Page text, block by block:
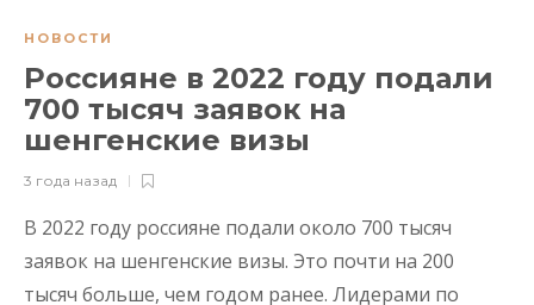
НОВОСТИ
Россияне в 2022 году подали
700 тысяч заявок на
шенгенские визы
3 года назад
В 2022 году россияне подали около 700 тысяч
заявок на шенгенские визы. Это почти на 200
тысяч больше, чем годом ранее. Лидерами по